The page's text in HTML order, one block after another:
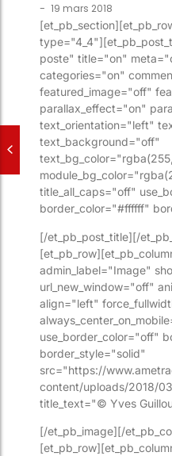
- 19 mars 2018
poste" title="on"
categories="on"
featured_image="off"
parallax_effect="on"
text_orientation="left"
text_background="off"
title_all_caps="off"
border_color="#ffffff"
[/et_pb_post_title][/
admin_label="Image"
url_new_window="off"
align="left"
use_border_color="off"
border_style="solid"
src="https://
content/uploads/2018/
title_text="© Yves
[/et_pb_image][/